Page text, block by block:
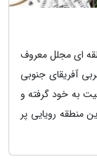
منطقه ای مجلل معروف
آفریقای جنوبی
به خود گرفته و
منطقه رویایی پر